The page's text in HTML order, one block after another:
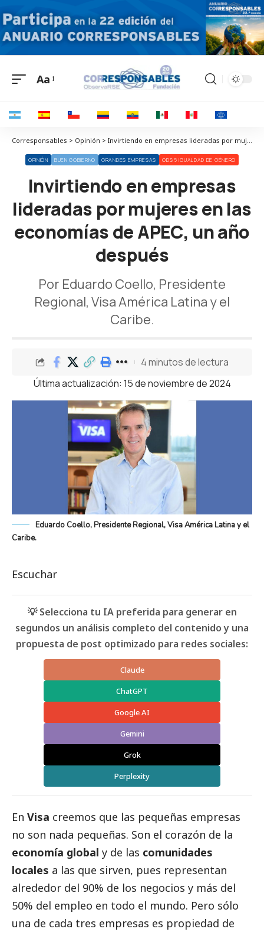
Aa
Corresponsables > Opinión > Invirtiendo en empresas lideradas por mujeres en las economías de APEC, un año después
OPINIÓN BUEN GOBIERNO GRANDES EMPRESAS ODS 5 IGUALDAD DE GÉNERO
Invirtiendo en empresas
lideradas por mujeres en las
economías de APEC, un año
después
Por Eduardo Coello, Presidente
Regional, Visa América Latina y el
Caribe.
Última actualización: 15 de noviembre de 2024
4 minutos de lectura
Eduardo Coello, Presidente Regional, Visa América Latina y el
Caribe.
Escuchar
💡 Selecciona tu IA preferida para generar en
segundos un análisis completo del contenido y una
propuesta de post optimizado para redes sociales:
Claude
ChatGPT
Google AI
Gemini
Grok
Perplexity
En Visa creemos que las pequeñas empresas
no son nada pequeñas. Son el corazón de la
economía global y de las comunidades
locales a las que sirven, pues representan
alrededor del 90% de los negocios y más del
50% del empleo en todo el mundo. Pero sólo
una de cada tres empresas es propiedad de